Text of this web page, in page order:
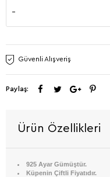
Güvenli Alışveriş
Paylaş:
Ürün Özellikleri
925 Ayar Gümüştür.
Küpenin Çiftli Fiyatıdır.